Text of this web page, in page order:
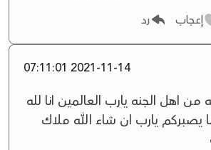
إعجاب رد
2021-11-14 07:11:01
من اهل الجنه يارب العالمين انا لله
يصبركم يارب ان شاء الله ملاك